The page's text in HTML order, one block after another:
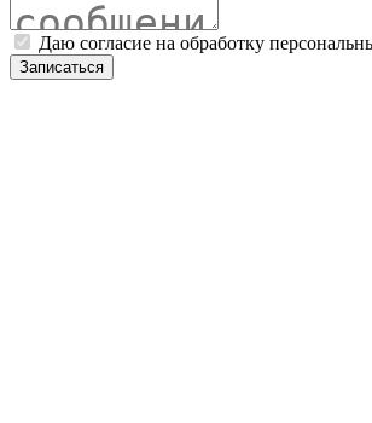
Даю согласие на обработку
Записаться